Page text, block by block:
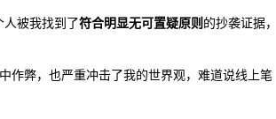
被我找到了符合明显无可置疑原则的抄袭证据，
作弊，也严重冲击了我的世界观，难道说线上笔